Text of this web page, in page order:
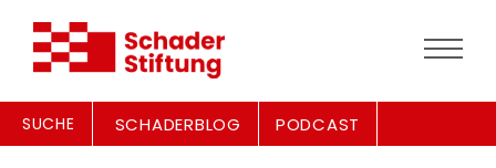
SUCHE SCHADERBLOG PODCAST